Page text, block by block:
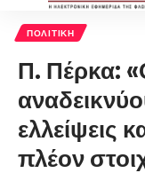
ΠΟΛΙΤΙΚΉ
Π. Πέρκα:
ελλείψεις
πλέον